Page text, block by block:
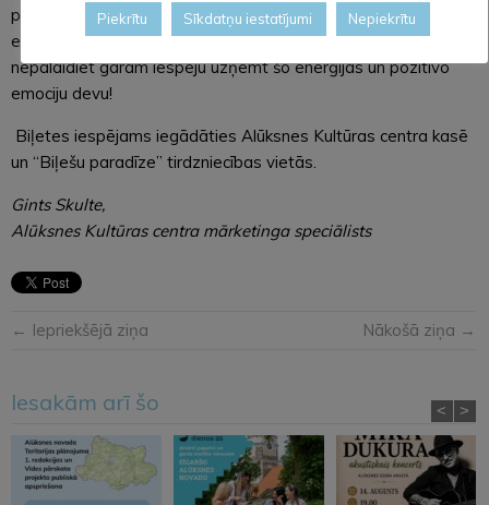
piedzīvot ko pārsteidzoši līdzvērtīgu oriģinālam sajūtu un
emociju līmenī. Vakars solās būt patiesi aizraujošs, tāpēc
nepalaidiet garām iespēju uzņemt šo enerģijas un pozitīvo
emociju devu!
Biļetes iespējams iegādāties Alūksnes Kultūras centra kasē
un “Biļešu paradīze” tirdzniecības vietās.
Gints Skulte,
Alūksnes Kultūras centra mārketinga speciālists
← Iepriekšējā ziņa Nākošā ziņa →
Iesakām arī šo < >
Piekrītu Sīkdatņu iestatījumi Nepiekrītu